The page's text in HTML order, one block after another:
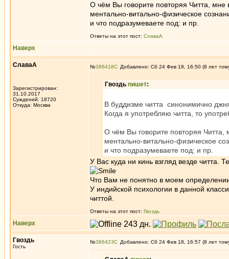
О чём Вы говорите повторяя Читта, мне
ментально-витально-физическое
и что подразумеваете под: и пр.
Ответы на этот пост: СлаваА
Наверх
СлаваА
Зарегистрирован:
31.10.2017
Суждений: 18720
Откуда: Москва
№386418 Добавлено: Сб 24 Фев 18, 16:50 (8 лет
Гвоздь пишет:
В буддизме читта синонимично
Когда я употребляю читта, то
О чём Вы говорите повторяя Читта,
ментально-витально-физическое
и что подразумеваете под: и пр.
У Вас куда ни кинь взгляд везде читта.
Что Вам не понятно в моем
У индийской психологии в данной
читтой.
Ответы на этот пост: Гвоздь
Наверх
Гвоздь
Гость
№386423 Добавлено: Сб 24 Фев 18, 16:57 (8 лет